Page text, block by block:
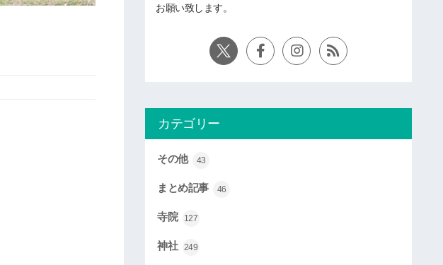
お願い致します。
カテゴリー
その他 43
まとめ記事 46
寺院 127
神社 249